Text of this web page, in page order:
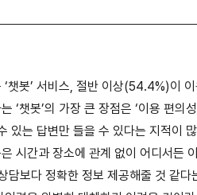
챗봇’ 서비스, 절반 이상(54.4%)이
‘챗봇’의 가장 큰 장점은 ‘이용 편의성
있는 답변만 들을 수 있다는 지적이
시간과 장소에 관계 없이 어디서든
담보다 정확한 정보 제공해줄 것 같다